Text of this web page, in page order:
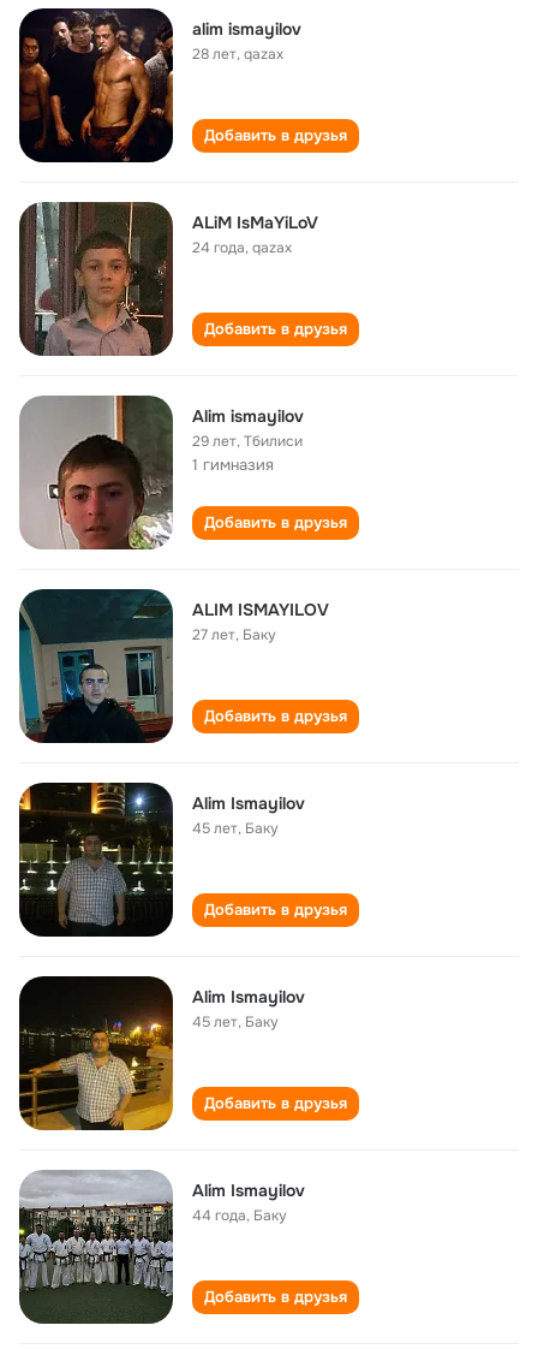
alim ismayilov
28 лет,qazax
Добавить в друзья
ALiM IsMaYiLoV
24 года,qazax
Добавить в друзья
Alim ismayilov
29 лет,Тбилиси
1 гимназия
Добавить в друзья
ALIM ISMAYILOV
27 лет, Баку
Добавить в друзья
Alim Ismayilov
45 лет, Баку
Добавить в друзья
Alim Ismayilov
45 лет, Баку
Добавить в друзья
Alim Ismayilov
44 года, Баку
Добавить в друзья